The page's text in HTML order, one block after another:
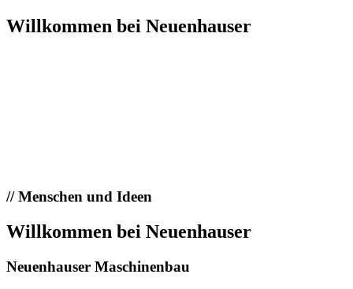
Willkommen bei Neuenhauser
//Menschen und Ideen
Willkommen bei Neuenhauser
Neuenhauser Maschinenbau